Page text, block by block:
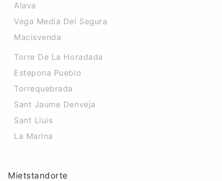
Alava
Vega Media Del Segura
Macisvenda
Torre De La Horadada
Estepona Pueblo
Torrequebrada
Sant Jaume Denveja
Sant Lluis
La Marina
Mietstandorte